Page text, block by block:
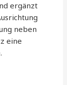
ergänzt
neben
eine